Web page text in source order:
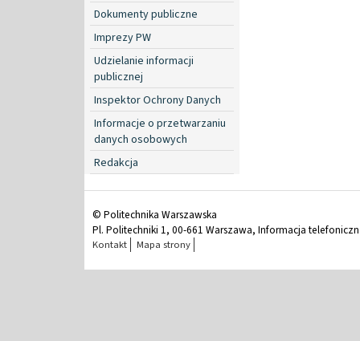
Dokumenty publiczne
Imprezy PW
Udzielanie informacji
publicznej
Inspektor Ochrony Danych
Informacje o przetwarzaniu
danych osobowych
Redakcja
© Politechnika Warszawska
Pl. Politechniki 1, 00-661 Warszawa, Informacja
Kontakt Mapa strony